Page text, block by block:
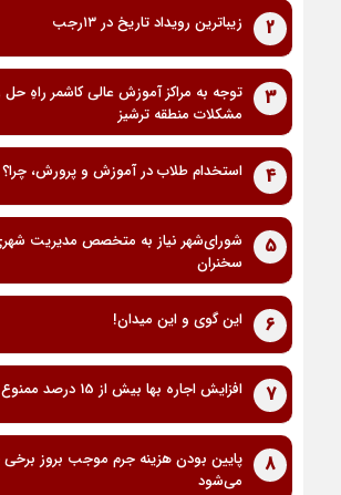
2 زیباترین رویداد تاریخ در ۱۳رجب
3
توجه به مراکز آموزش عالی کاشمر راهِ
مشکلات منطقه ترشیز
4 استخدام طلاب در آموزش و پرورش، چرا؟
5
شورای‌شهر نیاز به متخصص مدیریت
سخنران
6 این گوی و این میدان!
7 افزایش اجاره بها بیش از 15 درصد ممنوع
8
پایین بودن هزینه جرم موجب بروز برخی
می‌شود